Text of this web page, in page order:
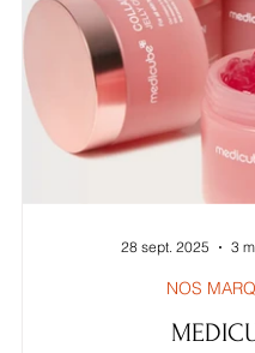
Régénération +
Hydrogel riche
NOS
28 sept. 2025 3